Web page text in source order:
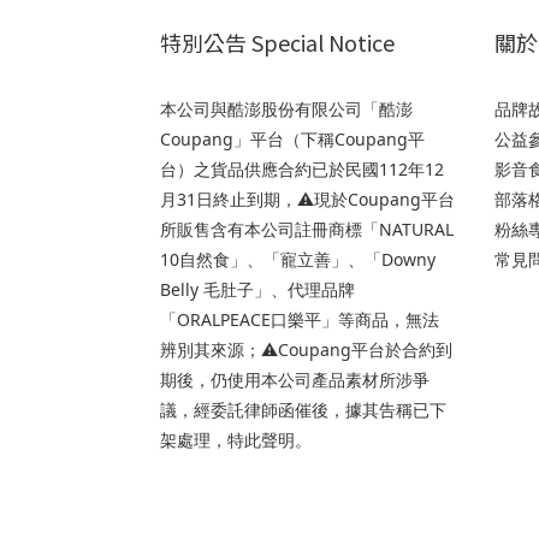
特別公告 Special Notice
本公司與酷澎股份有限公司「酷澎
Coupang」平台（下稱Coupang平
台）之貨品供應合約已於民國112年12
月31日終止到期，⚠️現於Coupang平台
所販售含有本公司註冊商標「NATURAL
10自然食」、「寵立善」、「Downy
Belly 毛肚子」、代理品牌
「ORALPEACE口樂平」等商品，無法
辨別其來源；⚠️Coupang平台於合約到
期後，仍使用本公司產品素材所涉爭
議，經委託律師函催後，據其告稱已下
架處理，特此聲明。
關
品牌
公益
影音
部落
粉絲
常見